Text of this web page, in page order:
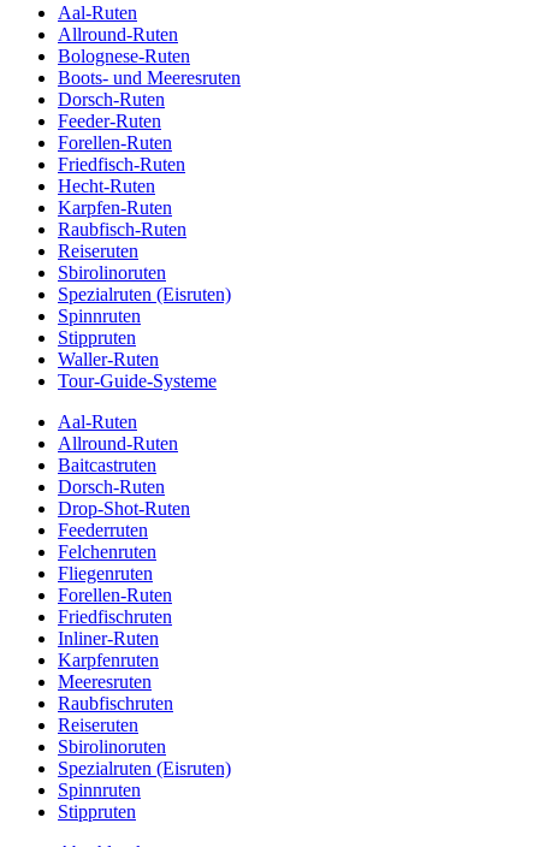
Aal-Ruten
Allround-Ruten
Bolognese-Ruten
Boots- und Meeresruten
Dorsch-Ruten
Feeder-Ruten
Forellen-Ruten
Friedfisch-Ruten
Hecht-Ruten
Karpfen-Ruten
Raubfisch-Ruten
Reiseruten
Sbirolinoruten
Spezialruten (Eisruten)
Spinnruten
Stippruten
Waller-Ruten
Tour-Guide-Systeme
Aal-Ruten
Allround-Ruten
Baitcastruten
Dorsch-Ruten
Drop-Shot-Ruten
Feederruten
Felchenruten
Fliegenruten
Forellen-Ruten
Friedfischruten
Inliner-Ruten
Karpfenruten
Meeresruten
Raubfischruten
Reiseruten
Sbirolinoruten
Spezialruten (Eisruten)
Spinnruten
Stippruten